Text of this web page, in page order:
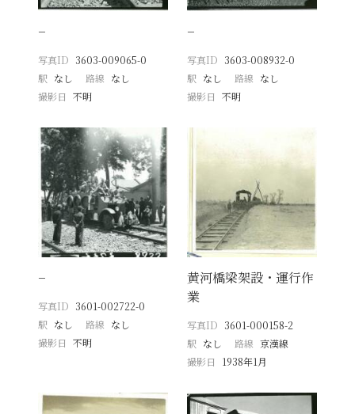
−
写真ID 3603-009065-0
駅 なし 路線 なし
撮影日
不明
−
写真ID 3603-008932-0
駅 なし 路線 なし
撮影日 不明
−
写真ID 3601-002722-0
駅 なし 路線 なし
撮影日
不明
黄河橋梁架設・運行作
業
写真ID 3601-000158-2
駅 なし 路線 京漢線
撮影日
1938年1月